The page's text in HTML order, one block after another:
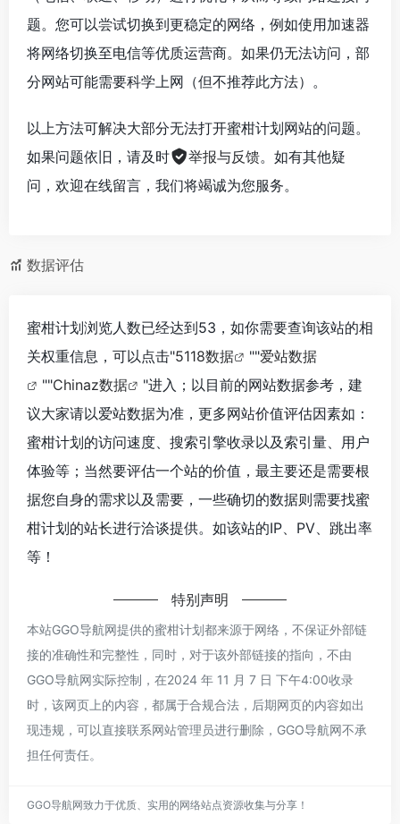
题。您可以尝试切换到更稳定的网络，例如使用加速器
将网络切换至电信等优质运营商。如果仍无法访问，部
分网站可能需要科学上网（但不推荐此方法）。
以上方法可解决大部分无法打开蜜柑计划网站的问题。
如果问题依旧，请及时
举报与反馈。如有其他疑
问，欢迎在线留言，我们将竭诚为您服务。
数据评估
蜜柑计划浏览人数已经达到53，如你需要查询该站的相
关权重信息，可以点击"5118数据 ""爱站数据
""Chinaz数据
"进入；以目前的网站数据参考，建
议大家请以爱站数据为准，更多网站价值评估因素如：
蜜柑计划的访问速度、搜索引擎收录以及索引量、用户
体验等；当然要评估一个站的价值，最主要还是需要根
据您自身的需求以及需要，一些确切的数据则需要找蜜
柑计划的站长进行洽谈提供。如该站的IP、PV、跳出率
等！
特别声明
本站GGO导航网提供的蜜柑计划都来源于网络，不保证外部链
接的准确性和完整性，同时，对于该外部链接的指向，不由
GGO导航网实际控制，在2024 年 11 月 7 日 下午4:00收录
时，该网页上的内容，都属于合规合法，后期网页的内容如出
现违规，可以直接联系网站管理员进行删除，GGO导航网不承
担任何责任。
GGO导航网致力于优质、实用的网络站点资源收集与分享！